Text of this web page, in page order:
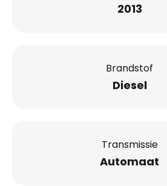
2013
Brandstof
Diesel
Transmissie
Automaat